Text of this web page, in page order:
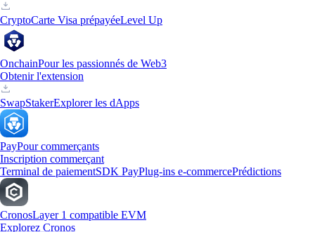
CryptoCarte Visa prépayéeLevel Up
OnchainPour les passionnés de Web3
Obtenir l'extension
SwapStakerExplorer les dApps
PayPour commerçants
Inscription commerçant
Terminal de paiementSDK PayPlug-ins e-commercePrédictions
CronosLayer 1 compatible EVM
Explorez Cronos